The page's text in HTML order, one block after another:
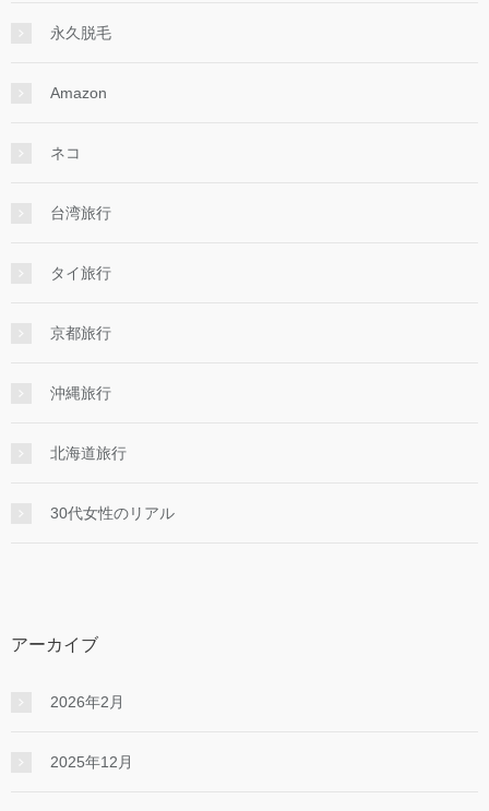
永久脱毛
Amazon
ネコ
台湾旅行
タイ旅行
京都旅行
沖縄旅行
北海道旅行
30代女性のリアル
アーカイブ
2026年2月
2025年12月